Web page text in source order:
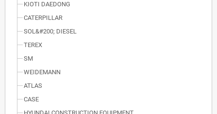
KIOTI DAEDONG
CATERPILLAR
SOL&#200; DIESEL
TEREX
SM
WEIDEMANN
ATLAS
CASE